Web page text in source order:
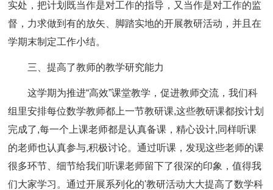
实处，把计划既当作是对工作的指导，又当作是对工作的监
督，力求做到有的放矢、脚踏实地的开展教研活动，并且在
学期末制定工作小结。
三、提高了教师的教学研究能力
这学期为推进“高效”课堂教学，促进教师交流，我们科
组里安排每位数学教师都上一节教研课,这些教研课都按计划
完成了,每一个上课老师都是认真备课，精心设计,同样听课
的老师也认真参与,积极讨论。通过听课，发现这些老师的课
很多环节、细节给我们听课老师留下了很深的印象，值得我
们大家学习。通过开展系列化的'教研活动大大提高了数学科